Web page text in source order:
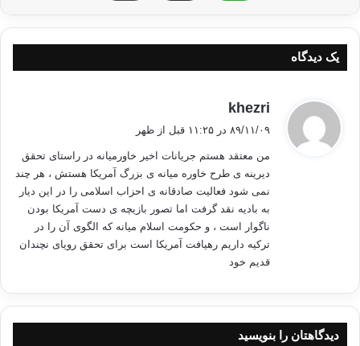
غانم با انتقاد شدید از موضع آمریکا در حمایت از نظام مصر، گفت: اظهارات
"باراک اوباما" رییس جمهور آمریکا در حمایت از حسنی مبارک ، بیانگر دروغین
بودن شعارهای این کشور درباره دموکراسی و آزادی است.
وی درباره دیدگاهش در خصوص آینده مصر گفت: مردم تا سقوط طاغوت
باهمدیگر متحد هستند و به محض این که طاغوت سقوط کند روند تحول
دموکراتیک آغاز خواهد شد و ما از همه مصری ها از جمله ارتش و پلیس می
خواهیم تا حول این اصول حرکت کنند.
افزایش خشونت پلیس علیه مردم
یک دیدگاه
khezri
۸۹/۱۱/۰۹ در ۱۱:۲۵ قبل از ظهر
من معتقد هستم جریانات اخیر خاورمیانه در راستای تحقق
دیرینه ی طرح خاوره میانه ی بزرگ آمریکا هستش ، هر چند
نمی شود فعالیت صادقانه ی احزاب اسلامی را در این دیار
به بادیه نقد گرفت اما تصور بازیچه ی دست آمریکا بودن
ناگوار است ، و حکومت اسلام میانه که الگوی آن را در
ترکیه داریم رهیافت آمریکا است برای تحقق رویای نچندان
قدیم خود
دیدگاهتان را بنویسید